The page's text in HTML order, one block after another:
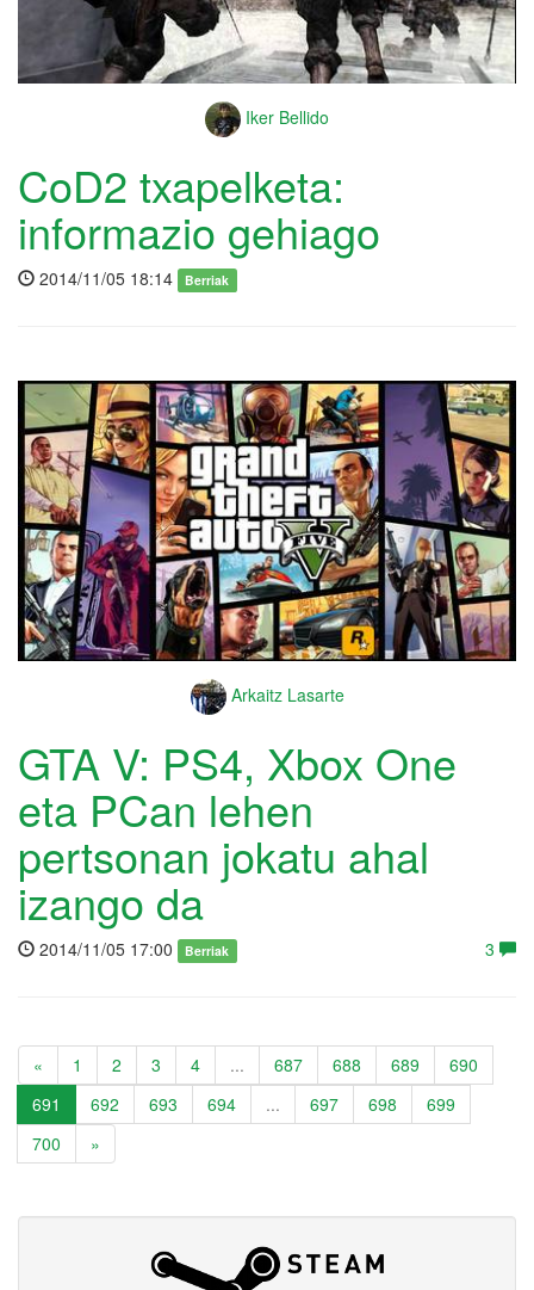
Iker Bellido
CoD2 txapelketa:
informazio gehiago
2014/11/05 18:14 Berriak
Arkaitz Lasarte
GTA V: PS4, Xbox One
eta PCan lehen
pertsonan jokatu ahal
izango da
2014/11/05 17:00 Berriak 3
« 1 2 3 4 ... 687 688 689
690
691
692 693 694 ... 697 698
699
700
»